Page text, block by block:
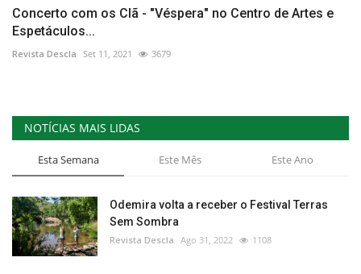
Concerto com os Clã - "Véspera" no Centro de Artes e
Espetáculos...
Revista Descla Set 11, 2021 3679
NOTÍCIAS MAIS LIDAS
Esta Semana Este Mês Este Ano
Odemira volta a receber o Festival Terras
Sem Sombra
Revista Descla Ago 31, 2022 1108